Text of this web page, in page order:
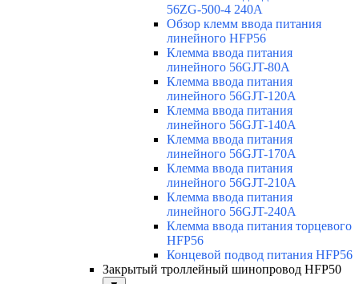
56ZG-500-4 240A
Обзор клемм ввода питания
линейного HFP56
Клемма ввода питания
линейного 56GJT-80A
Клемма ввода питания
линейного 56GJT-120A
Клемма ввода питания
линейного 56GJT-140A
Клемма ввода питания
линейного 56GJT-170A
Клемма ввода питания
линейного 56GJT-210A
Клемма ввода питания
линейного 56GJT-240A
Клемма ввода питания торцевого
HFP56
Концевой подвод питания HFP56
Закрытый троллейный шинопровод HFP50